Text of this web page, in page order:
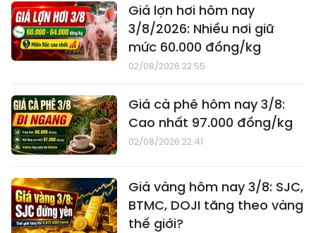
Giá lợn hơi hôm nay
3/8/2026: Nhiều nơi giữ
mức 60.000 đồng/kg
02/08/2026 22:55
Giá cà phê hôm nay 3/8:
Cao nhất 97.000 đồng/kg
02/08/2026 22:41
Giá vàng hôm nay 3/8: SJC,
BTMC, DOJI tăng theo vàng
thế giới?